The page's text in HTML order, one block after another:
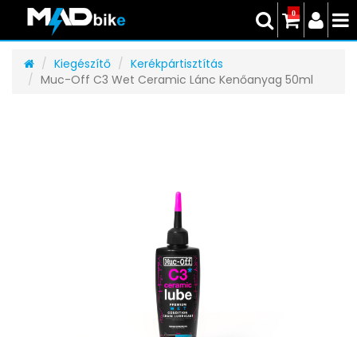
0
Kiegészítő
Kerékpártisztítás
Muc-Off C3 Wet Ceramic Lánc Kenőanyag 50ml